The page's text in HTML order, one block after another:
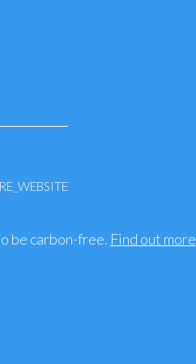
be carbon-free. Find out more